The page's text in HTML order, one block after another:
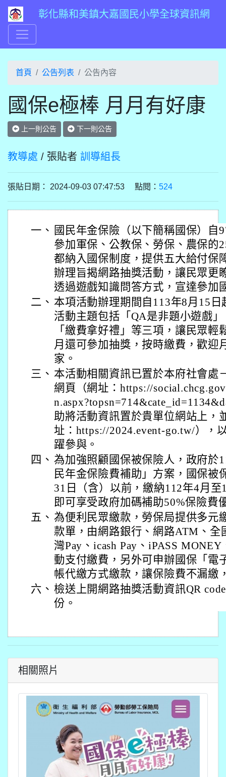
彰化縣和美鎮大嘉國民小學全球資訊網
首頁 公告列表 公告內容
國保e極棒 月月有好康
上一則公告 下一則公告
教導處 / 張貼者 訓導組長
張貼日期： 2024-09-03 07:47:53 點閱： 524
一、 國民年金保險（以下簡稱國保）自
參加軍保、公教保、勞保、農保的
都納入國保制度，提供五大給付保
辦理旨揭網路抽獎活動，讓民眾更
透過遊戲知識問答方式，宣達參加
二、 本項活動辦理期間自113年8月15
活動主題包括「QA是非題小遊戲
「繳費拿好禮」等三項，讓民眾
月還可參加抽獎，按時繳費，歡迎
家。
三、 本活動相關資訊已置於本府社會處
網頁（網址：https://
助將活動資訊置於貴單位網站上，
址：https://2024.event-go.tw/），
躍參與。
四、 為加強照顧國保被保險人，政府於
民年金保險費補助」方案，國保被
31日（含）以前，繳納112年4月
即可享受政府加碼補助50%保險費
五、 為便利民眾繳款，勞保局提供多元
款單，由網路銀行、網路ATM、全
灣Pay、icash Pay、iPASS
動支付繳費，另外可申辦國保「電
帳代繳方式繳款，讓保險費不漏繳
六、 檢送上開網路抽獎活動資訊QR
份。
相關照片